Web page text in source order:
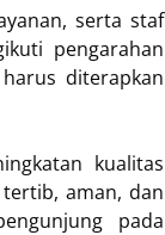
serta staf
pengarahan
diterapkan
kualitas
aman, dan
pada